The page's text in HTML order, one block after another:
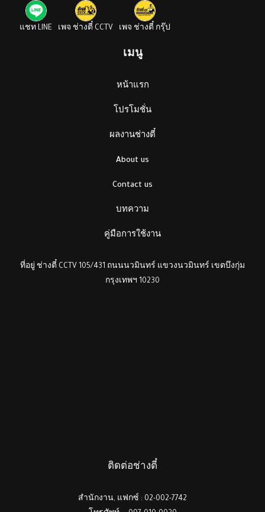
แชท LINE เพจ ช่างตี๋ CCTV เพจ ช่างตี๋ กรุ๊ป
เมนู
หน้าแรก
โปรโมชั่น
ผลงานช่างตี๋
About us
Contact us
บทความ
คู่มือการใช้งาน
ที่อยู่ ช่างตี๋ CCTV 105/431 ถนนนวมินทร์ แขวงนวมินทร์ เขตบึงกุ่ม
กรุงเทพฯ 10230
ติดต่อช่างตี๋
สำนักงาน, แฟกซ์ : 02-002-7742